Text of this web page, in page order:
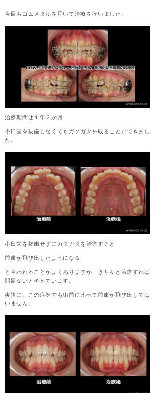
今回もゴムメタルを用いて治療を行いました。
治療期間は１年２か月
小臼歯を抜歯しなくてもガタガタを取ることができまし
た。
小臼歯を抜歯せずにガタガタを治療すると
前歯が飛び出したようになる
と言われることがよくありますが、きちんと治療すれば
問題ないと考えています。
実際に、この症例でも術前に比べて前歯が飛び出しては
いません。